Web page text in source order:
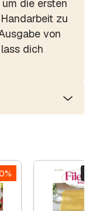
die ersten
zu
von
dich